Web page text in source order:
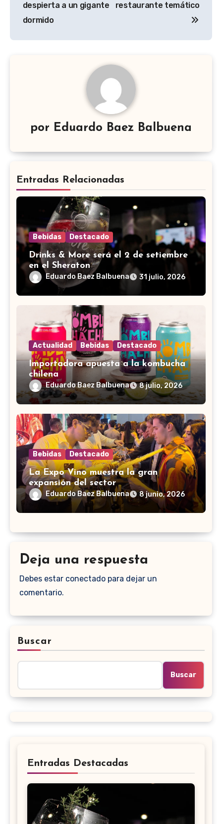
entradas
despierta a un gigante
dormido
restaurante temático
por Eduardo Baez Balbuena
Entradas Relacionadas
Bebidas Destacado
Drinks & More será el 2 de setiembre
en el Sheraton
Eduardo Baez Balbuena 31 julio, 2026
Actualidad Bebidas Destacado
Importadora apuesta a la kombucha
chilena
Eduardo Baez Balbuena 8 julio, 2026
Bebidas Destacado
La Expo Vino muestra la gran
expansión del sector
Eduardo Baez Balbuena 8 junio, 2026
Deja una respuesta
Debes estar conectado para dejar un
comentario.
Buscar
Buscar
Entradas Destacadas